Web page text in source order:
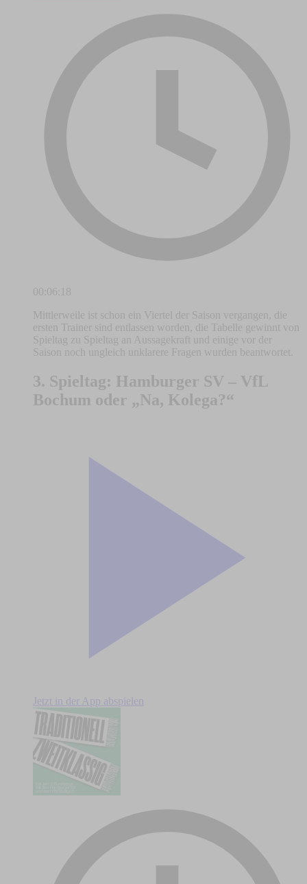
00:06:18
Mittlerweile ist schon ein Viertel der Saison vergangen, die
ersten Trainer sind entlassen worden, die Tabelle gewinnt von
Spieltag zu Spieltag an Aussagekraft und einige vor der
Saison noch ungleich unklarere Fragen wurden beantwortet.
3. Spieltag: Hamburger SV – VfL
Bochum oder „Na, Kolega?“
Jetzt in der App abspielen